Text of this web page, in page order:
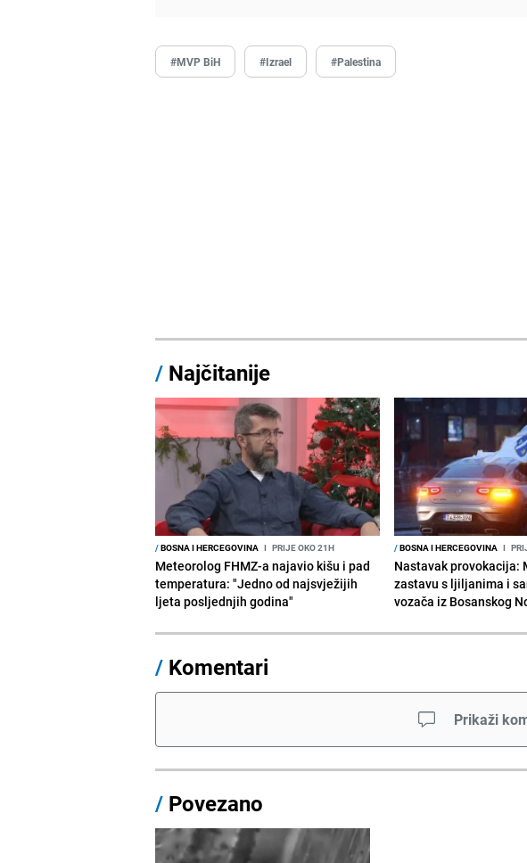
#MVP BiH #Izrael #Palestina
/ Najčitanije
/BOSNA I HERCEGOVINA I PRIJE OKO 21H
Meteorolog FHMZ-a najavio kišu i pad
temperatura: "Jedno od najsvježijih
ljeta posljednjih godina"
/BOSNA I HERCEGOVINA I
Nastavak provokacija:
zastavu s ljiljanima i
vozača iz Bosanskog
/ Komentari
Prikaži
/ Povezano